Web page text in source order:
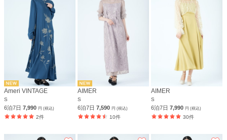
Ameri VINTAGE
S
6泊7日 7,990 円 (税込)
2件
AIMER
S
6泊7日7,590円 (税込)
10件
AIMER
S
6泊7日7,990円 (税込)
30件